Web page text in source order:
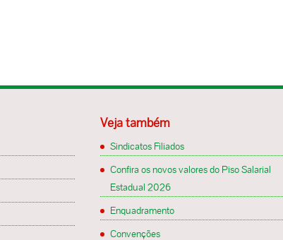
Veja também
Sindicatos Filiados
Confira os novos valores do Piso Salarial
Estadual 2026
Enquadramento
Convenções